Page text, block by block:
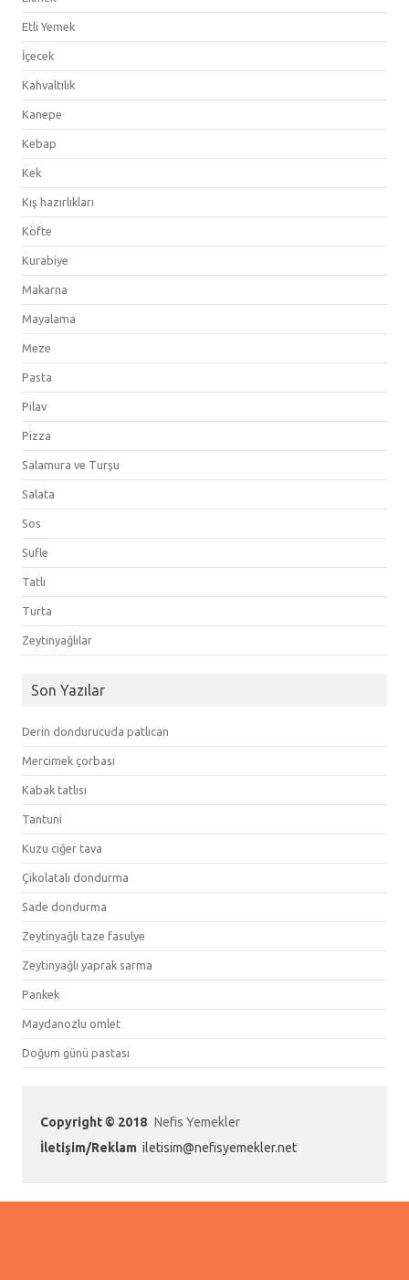
Etli Yemek
İçecek
Kahvaltılık
Kanepe
Kebap
Kek
Kış hazırlıkları
Köfte
Kurabiye
Makarna
Mayalama
Meze
Pasta
Pilav
Pizza
Salamura ve Turşu
Salata
Sos
Sufle
Tatlı
Turta
Zeytinyağlılar
Son Yazılar
Derin dondurucuda patlıcan
Mercimek çorbası
Kabak tatlısı
Tantuni
Kuzu ciğer tava
Çikolatalı dondurma
Sade dondurma
Zeytinyağlı taze fasulye
Zeytinyağlı yaprak sarma
Pankek
Maydanozlu omlet
Doğum günü pastası
Copyright © 2018 Nefis Yemekler
İletişim/Reklam iletisim@nefisyemekler.net